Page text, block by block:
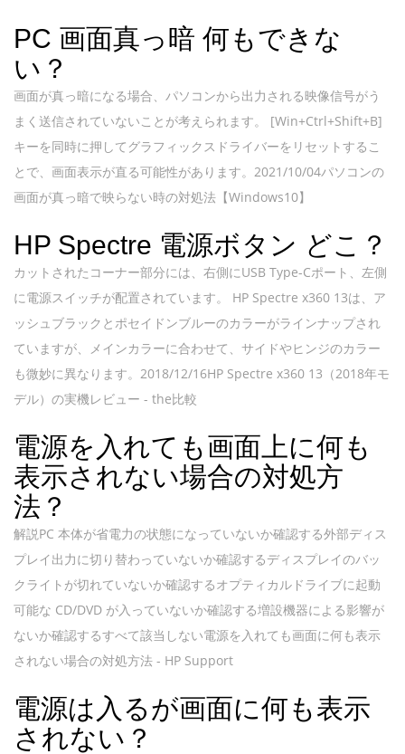
PC 画面真っ暗 何もできな
い？
画面が真っ暗になる場合、パソコンから出力される映像信号がう
まく送信されていないことが考えられます。 [Win+Ctrl+Shift+B]
キーを同時に押してグラフィックスドライバーをリセットするこ
とで、画面表示が直る可能性があります。2021/10/04パソコンの
画面が真っ暗で映らない時の対処法【Windows10】
HP Spectre 電源ボタン どこ？
カットされたコーナー部分には、右側にUSB Type-Cポート、左側
に電源スイッチが配置されています。 HP Spectre x360 13は、ア
ッシュブラックとポセイドンブルーのカラーがラインナップされ
ていますが、メインカラーに合わせて、サイドやヒンジのカラー
も微妙に異なります。2018/12/16HP Spectre x360 13（2018年モ
デル）の実機レビュー - the比較
電源を入れても画面上に何も
表示されない場合の対処方
法？
解説PC 本体が省電力の状態になっていないか確認する外部ディス
プレイ出力に切り替わっていないか確認するディスプレイのバッ
クライトが切れていないか確認するオプティカルドライブに起動
可能な CD/DVD が入っていないか確認する増設機器による影響が
ないか確認するすべて該当しない電源を入れても画面に何も表示
されない場合の対処方法 - HP Support
電源は入るが画面に何も表示
されない？